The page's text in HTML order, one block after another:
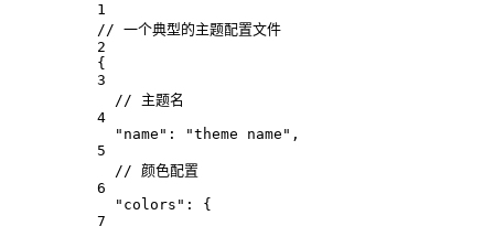
1
// 一个典型的主题配置文件
2
{
3
// 主题名
4
"name" : "theme name" ,
5
// 颜色配置
6
"colors" : {
7